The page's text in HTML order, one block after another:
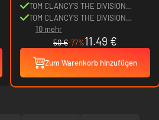
Firefighter Pack
TOM CLANCY’S THE DIVISION
Underground
TOM CLANCY'S THE DIVISION
NATIONAL GUARD PACK
10 mehr
50 €-77%11.49 €
Zum Warenkorb hinzufügen